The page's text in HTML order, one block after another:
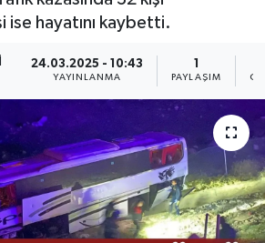
ise hayatını kaybetti.
24.03.2025 - 10:43
YAYINLANMA PAYLAŞIM